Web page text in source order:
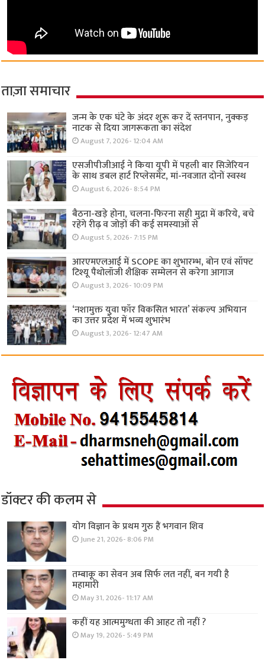
ताज़ा समाचार
जन्म के एक घंटे के अंदर शुरू कर दें स्तनपान, नुक्कड़
नाटक से दिया जागरूकता का संदेश
August 7, 2026- 12:04 AM
एसजीपीजीआई ने किया यूपी में पहली बार सिजेरियन
के साथ डबल हार्ट रिप्लेसमेंट, मां-नवजात दोनों स्वस्थ
August 6, 2026- 8:54 PM
बैठना-खड़े होना, चलना-फिरना सही मुद्रा में करिये, बचे
रहेंगे रीढ़ व जोड़ों की कई समस्याओं से
August 5, 2026- 7:15 PM
आरएमएलआई में SCOPE का शुभारम्भ, बोन एवं सॉफ्ट
टिश्यू पैथोलॉजी शैक्षिक सम्मेलन से करेगा आगाज
August 3, 2026- 10:09 PM
‘नशामुक्त युवा फॉर विकसित भारत’ संकल्प अभियान
का उत्तर प्रदेश में भव्य शुभारंभ
August 3, 2026- 12:47 AM
डॉक्टर की कलम से
योग विज्ञान के प्रथम गुरु हैं भगवान शिव
June 21, 2026- 8:06 PM
तम्बाकू का सेवन अब सिर्फ लत नहीं, बन गयी है
महामारी
May 31, 2026- 11:17 AM
कहीं यह आत्ममुग्धता की आहट तो नहीं ?
May 19, 2026- 5:49 PM